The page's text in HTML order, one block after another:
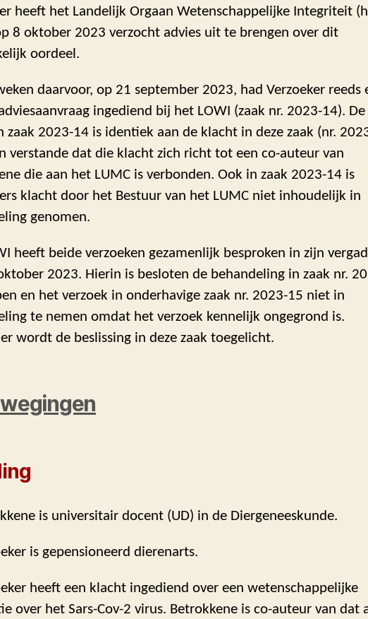
heeft het Landelijk Orgaan Wetenschappelijke Integriteit
8 oktober 2023 verzocht advies uit te brengen over dit
oordeel.
daarvoor, op 21 september 2023, had Verzoeker reeds
ingediend bij het LOWI (zaak nr. 2023-14). De
zaak 2023-14 is identiek aan de klacht in deze zaak (nr.
verstande dat die klacht zich richt tot een co-auteur van
die aan het LUMC is verbonden. Ook in zaak 2023-14 is
klacht door het Bestuur van het LUMC niet inhoudelijk in
genomen.
heeft beide verzoeken gezamenlijk besproken in zijn
2023. Hierin is besloten de behandeling in zaak nr.
en het verzoek in onderhavige zaak nr. 2023-15 niet in
te nemen omdat het verzoek kennelijk ongegrond is.
wordt de beslissing in deze zaak toegelicht.
is universitair docent (UD) in de Diergeneeskunde.
is gepensioneerd dierenarts.
heeft een klacht ingediend over een wetenschappelijke
over het Sars-Cov-2 virus. Betrokkene is co-auteur van dat